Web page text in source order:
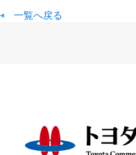
一覧へ戻る